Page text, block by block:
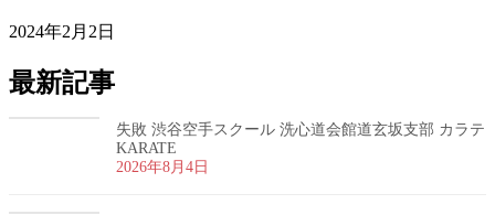
2024年2月2日
最新記事
失敗 渋谷空手スクール 洗心道会館道玄坂支部 カラテ
KARATE
2026年8月4日